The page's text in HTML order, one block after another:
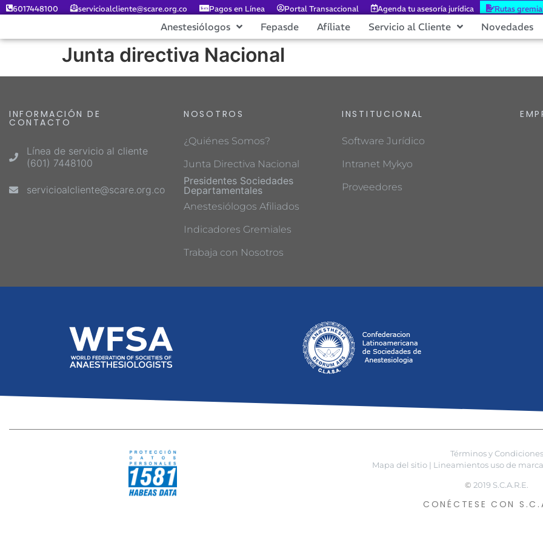
6017448100 servicioalcliente@scare.org.co Pagos en Línea Portal Transaccional Agenda tu asesoría jurídica Rutas
Anestesiólogos Fepasde Afíliate Servicio al Cliente Novedades
Junta directiva Nacional
INFORMACIÓN DE
CONTACTO
Línea de servicio al cliente
(601) 7448100
servicioalcliente@scare.org.co
NOSOTROS
¿Quiénes Somos?
Junta Directiva Nacional
Presidentes Sociedades
Departamentales
Anestesiólogos Afiliados
Indicadores Gremiales
Trabaja con Nosotros
INSTITUCIONAL
Software Jurídico
Intranet Mykyo
Proveedores
Términos y Condiciones
Mapa del sitio |
Lineamientos uso de marca
©2019 S.C.A.R.E.
CONÉCTESE CON